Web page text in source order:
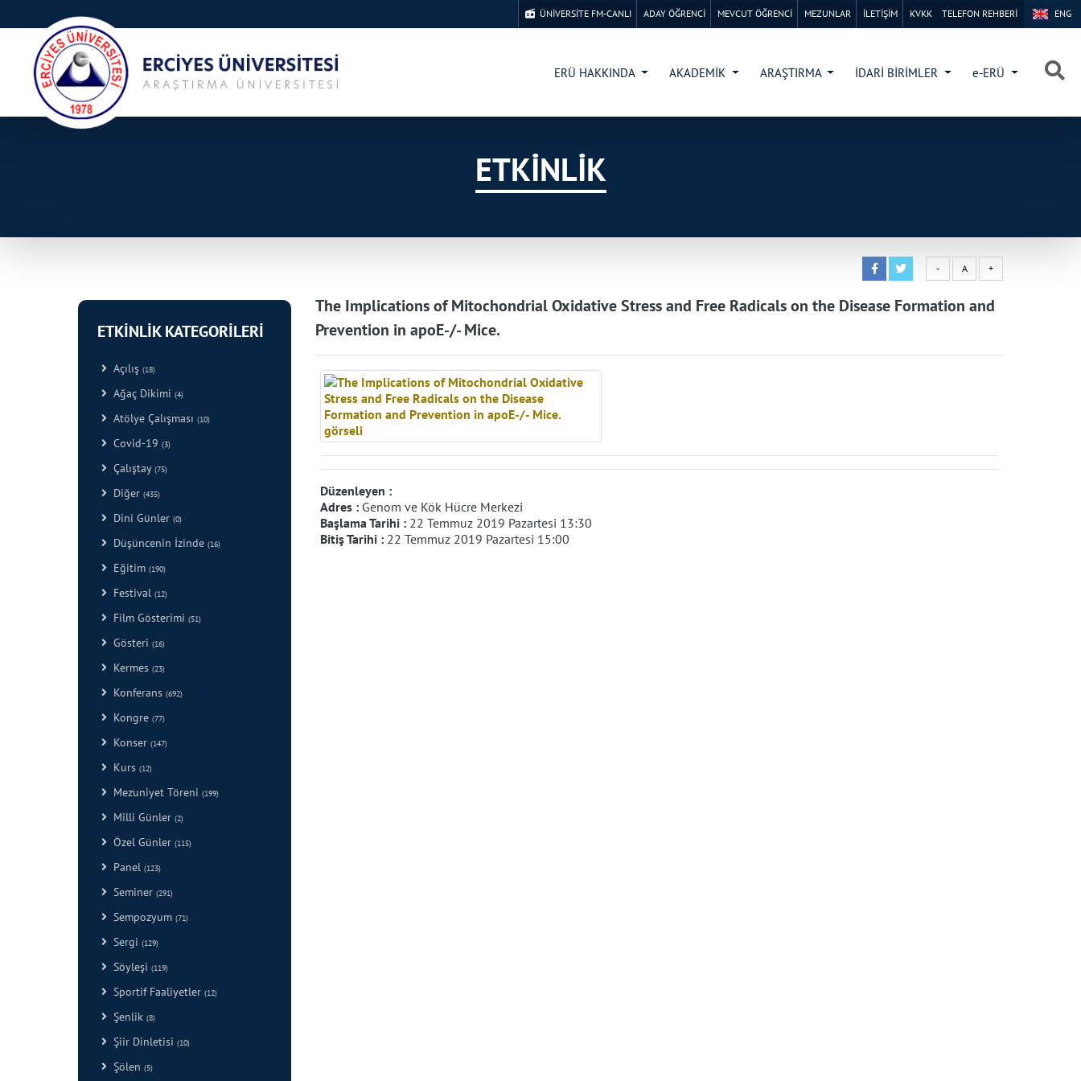
×
×
ENG
TELEFON REHBERİ
ÜNİVERSİTE FM-CANLI ADAY ÖĞRENCİ MEVCUT ÖĞRENCİ MEZUNLAR İLETİŞİM KVKK
ERÜ HAKKINDA AKADEMİK ARAŞTIRMA İDARİ BİRİMLER e-ERÜ
ETKİNLİK
- A +
ETKİNLİK KATEGORİLERİ
Açılış (18)
Ağaç Dikimi (4)
Atölye Çalışması (10)
Covid-19 (3)
Çalıştay (75)
Diğer (435)
Dini Günler (0)
Düşüncenin İzinde (16)
Eğitim (190)
Festival (12)
Film Gösterimi (51)
Gösteri (16)
Kermes (23)
Konferans (692)
Kongre (77)
Konser (147)
Kurs (12)
Mezuniyet Töreni (199)
Milli Günler (2)
Özel Günler (115)
Panel (123)
Seminer (291)
Sempozyum (71)
Sergi (129)
Söyleşi (119)
Sportif Faaliyetler (12)
Şenlik (8)
Şiir Dinletisi (10)
Şölen (5)
The Implications of Mitochondrial Oxidative Stress and Free Radicals on the Disease Formation and
Prevention in apoE-/- Mice.
Düzenleyen :
Adres : Genom ve Kök Hücre Merkezi
Başlama Tarihi : 22 Temmuz 2019 Pazartesi 13:30
Bitiş Tarihi : 22 Temmuz 2019 Pazartesi 15:00